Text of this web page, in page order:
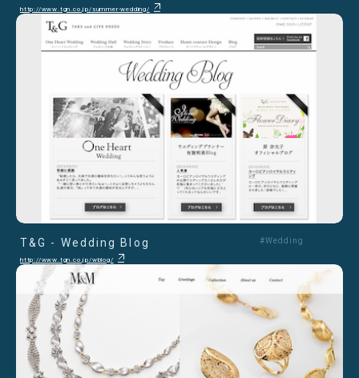
http://www.tgn.co.jp/summer-wedding/
T&G - Wedding Blog
http://www.tgn.co.jp/wblog/
#Wedding